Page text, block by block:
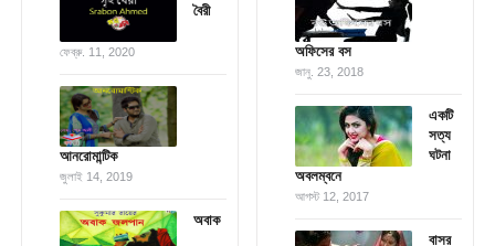
বৈরী
ফেব্রু. 11, 2020
আনরোমান্টিক
জুলাই 14, 2019
অবাক
অফিসের বস
জানু. 23, 2018
একটি
সত্য
ঘটনা
অবলম্বনে
আগস্ট 12, 2017
বাসর